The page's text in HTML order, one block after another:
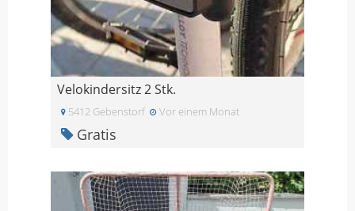
Velokindersitz 2 Stk.
5412 Gebenstorf Vor einem Monat
Gratis